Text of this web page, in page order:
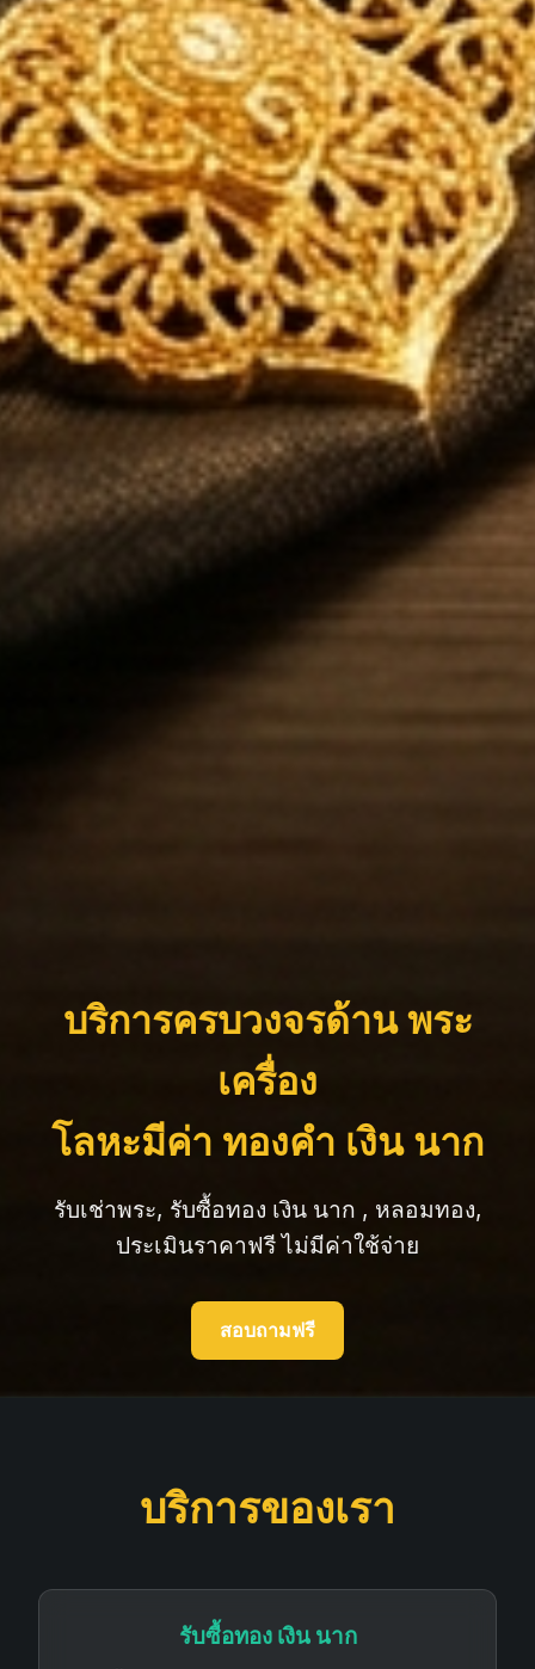
บริการครบวงจรด้าน พระ
เครื่อง
โลหะมีค่า ทองคำ เงิน นาก
รับเช่าพระ, รับซื้อทอง เงิน นาก , หลอมทอง,
ประเมินราคาฟรี ไม่มีค่าใช้จ่าย
สอบถามฟรี
บริการของเรา
รับซื้อทอง เงิน นาก